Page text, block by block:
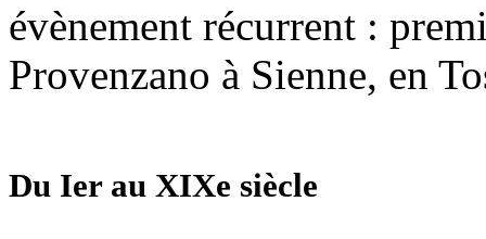
évènement récurrent :
Provenzano à Sienne, en
Du Ier au XIXe siècle